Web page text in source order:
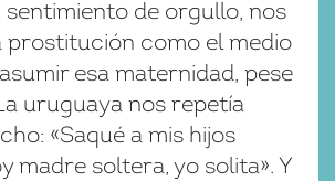
sentimiento de orgullo, nos
prostitución como el medio
esa maternidad, pese
uruguaya nos repetía
«Saqué a mis hijos
madre soltera, yo solita». Y